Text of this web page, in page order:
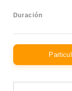
Duración